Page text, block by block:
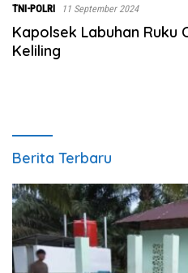
TNI-POLRI 11 September 2024
Kapolsek Labuhan Ruku
Keliling
Berita Terbaru